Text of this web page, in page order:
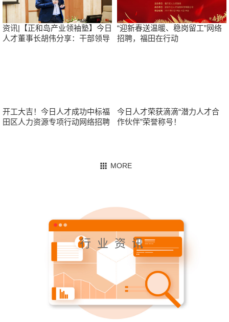
资讯|【正和岛产业领袖塾】今日
人才董事长胡伟分享：干部领导
“迎新春送温暖、稳岗留工”网络
招聘，福田在行动
开工大吉！今日人才成功中标福
田区人力资源专项行动网络招聘
今日人才荣获滴滴“潜力人才合
作伙伴”荣誉称号！
行业资讯